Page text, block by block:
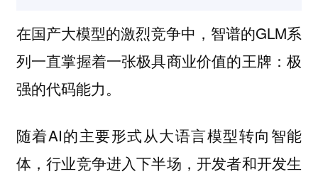
在国产大模型的激烈竞争中，智谱的GLM系
列一直掌握着一张极具商业价值的王牌：极
强的代码能力。
随着AI的主要形式从大语言模型转向智能
体，行业竞争进入下半场，开发者和开发生